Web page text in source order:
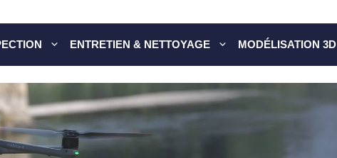
ENTRETIEN & NETTOYAGE MODÉLISATION 3D